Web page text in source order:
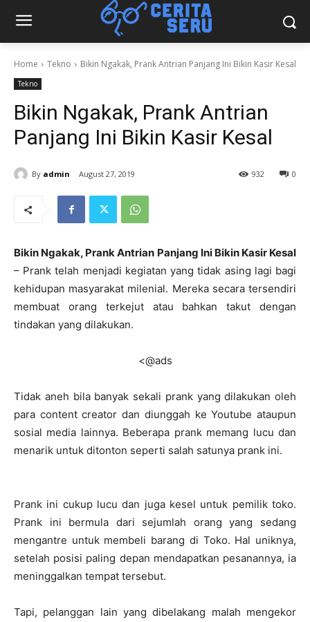
Home Tekno Bikin Ngakak, Prank Antrian Panjang Ini Bikin Kasir Kesal
Tekno
Bikin Ngakak, Prank Antrian
Panjang Ini Bikin Kasir Kesal
By admin August 27, 2019 0
932
Bikin Ngakak, Prank Antrian Panjang Ini Bikin Kasir Kesal
– Prank telah menjadi kegiatan yang tidak asing lagi bagi
kehidupan masyarakat milenial. Mereka secara tersendiri
membuat orang terkejut atau bahkan takut dengan
tindakan yang dilakukan.
<@ads
Tidak aneh bila banyak sekali prank yang dilakukan oleh
para content creator dan diunggah ke Youtube ataupun
sosial media lainnya. Beberapa prank memang lucu dan
menarik untuk ditonton seperti salah satunya prank ini.
Prank ini cukup lucu dan juga kesel untuk pemilik toko.
Prank ini bermula dari sejumlah orang yang sedang
mengantre untuk membeli barang di Toko. Hal uniknya,
setelah posisi paling depan mendapatkan pesanannya, ia
meninggalkan tempat tersebut.
Tapi, pelanggan lain yang dibelakang malah mengekor